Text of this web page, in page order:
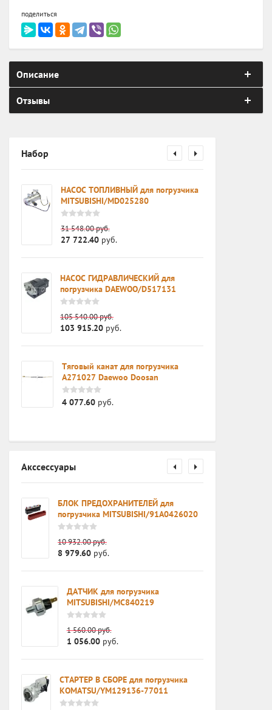
поделиться
Описание
Отзывы
Набор
НАСОС ТОПЛИВНЫЙ для погрузчика
MITSUBISHI/MD025280
31 548.00руб.
27 722.40руб.
НАСОС ГИДРАВЛИЧЕСКИЙ для
погрузчика DAEWOO/D517131
105 540.00руб.
103 915.20руб.
Тяговый канат для погрузчика
A271027 Daewoo Doosan
4 077.60 руб.
Акссессуары
БЛОК ПРЕДОХРАНИТЕЛЕЙ для
погрузчика MITSUBISHI/91A0426020
10 932.00руб.
8 979.60руб.
ДАТЧИК для погрузчика
MITSUBISHI/MC840219
1 560.00руб.
1 056.00руб.
СТАРТЕР В СБОРЕ для погрузчика
KOMATSU/YM129136-77011